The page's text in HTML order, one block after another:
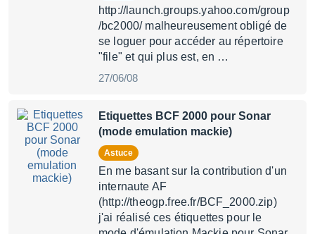
http://launch.groups.yahoo.com/group
/bc2000/ malheureusement obligé de
se loguer pour accéder au répertoire
"file" et qui plus est, en …
27/06/08
Etiquettes BCF 2000 pour Sonar
(mode emulation mackie)
Astuce
En me basant sur la contribution d'un
internaute AF
(http://theogp.free.fr/BCF_2000.zip)
j'ai réalisé ces étiquettes pour le